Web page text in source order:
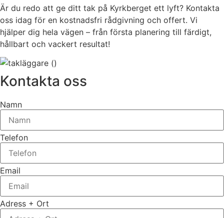
Är du redo att ge ditt tak på Kyrkberget ett lyft? Kontakta
oss idag för en kostnadsfri rådgivning och offert. Vi
hjälper dig hela vägen – från första planering till färdigt,
hållbart och vackert resultat!
Kontakta oss
Namn
Telefon
Email
Adress + Ort